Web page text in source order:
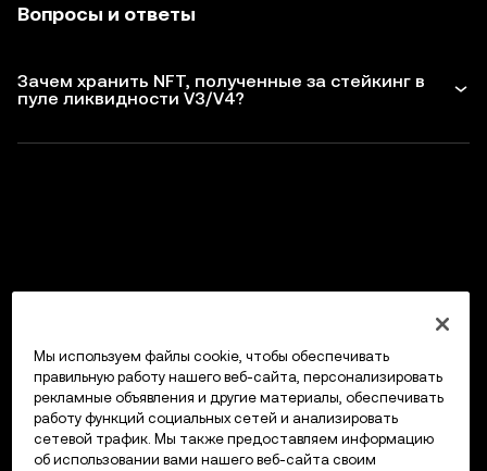
Вопросы и ответы
Зачем хранить NFT, полученные за стейкинг в
пуле ликвидности V3/V4?
Мы используем файлы cookie, чтобы обеспечивать
правильную работу нашего веб-сайта, персонализировать
рекламные объявления и другие материалы, обеспечивать
работу функций социальных сетей и анализировать
сетевой трафик. Мы также предоставляем информацию
об использовании вами нашего веб-сайта своим